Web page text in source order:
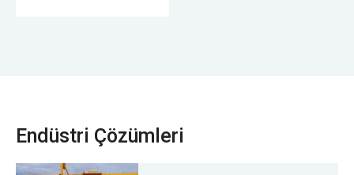
Endüstri Çözümleri